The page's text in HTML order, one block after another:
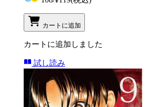
カートに追加
カートに追加しました
試し読み